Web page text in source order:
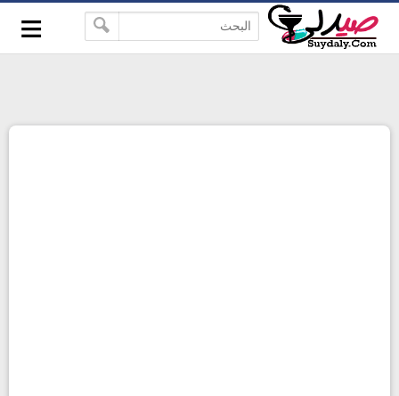
-->
google-site-verification=pbBDctPvwZJkSEHg2-
vmZ_yu86_9u3jQJgGN9H2FF9w
≡